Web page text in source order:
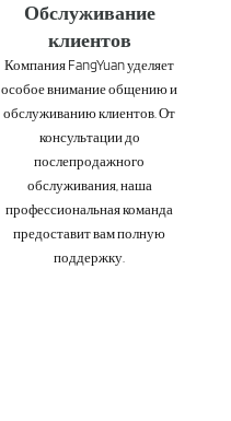
Обслуживание
клиентов
Компания FangYuan уделяет
особое внимание общению и
обслуживанию клиентов. От
консультации до
послепродажного
обслуживания, наша
профессиональная команда
предоставит вам полную
поддержку.